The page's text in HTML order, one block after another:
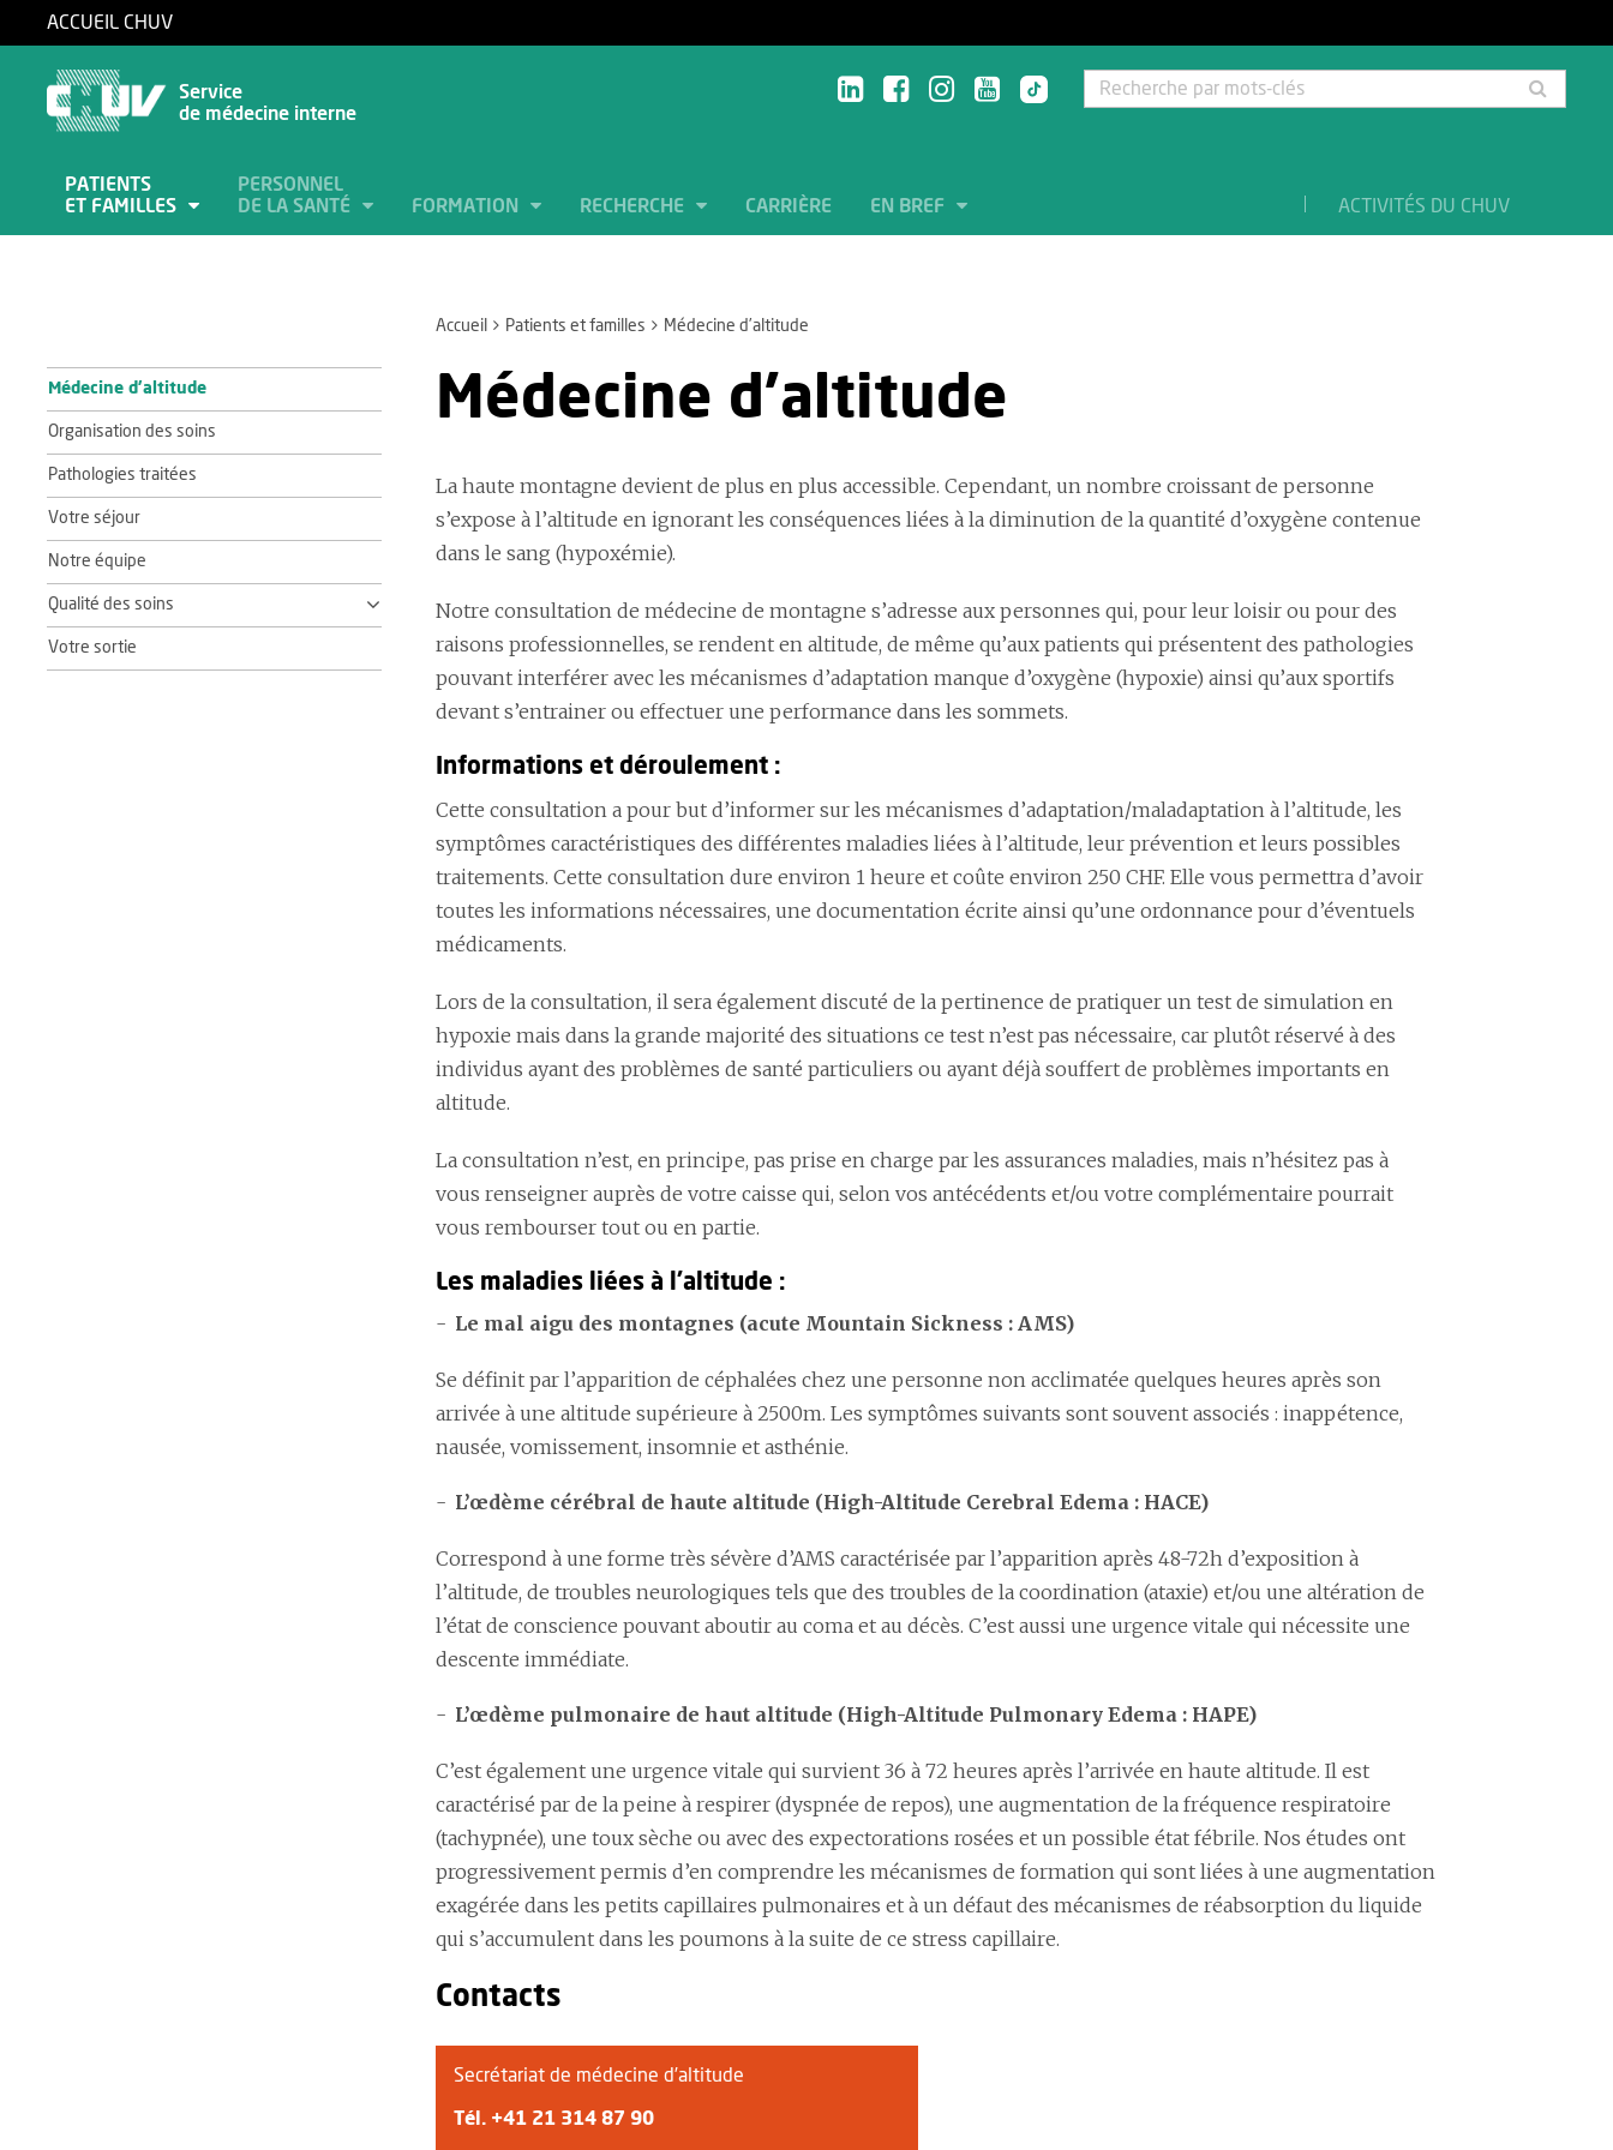
ACCUEIL CHUV
Service
de médecine interne
PATIENTS
ET FAMILLES
PERSONNEL
DE LA SANTÉ
FORMATION RECHERCHE CARRIÈRE EN BREF ACTIVITÉS DU CHUV
Accueil Patients et familles Médecine d’altitude
Médecine d’altitude
Organisation des soins
Pathologies traitées
Votre séjour
Notre équipe
Qualité des soins
Votre sortie
Médecine d’altitude
La haute montagne devient de plus en plus accessible. Cependant, un nombre croissant de personne
s’expose à l’altitude en ignorant les conséquences liées à la diminution de la quantité d’oxygène contenue
dans le sang (hypoxémie).
Notre consultation de médecine de montagne s’adresse aux personnes qui, pour leur loisir ou pour des
raisons professionnelles, se rendent en altitude, de même qu’aux patients qui présentent des pathologies
pouvant interférer avec les mécanismes d’adaptation manque d’oxygène (hypoxie) ainsi qu’aux sportifs
devant s’entrainer ou effectuer une performance dans les sommets.
Informations et déroulement :
Cette consultation a pour but d’informer sur les mécanismes d’adaptation/maladaptation à l’altitude, les
symptômes caractéristiques des différentes maladies liées à l’altitude, leur prévention et leurs possibles
traitements. Cette consultation dure environ 1 heure et coûte environ 250 CHF. Elle vous permettra d’avoir
toutes les informations nécessaires, une documentation écrite ainsi qu’une ordonnance pour d’éventuels
médicaments.
Lors de la consultation, il sera également discuté de la pertinence de pratiquer un test de simulation en
hypoxie mais dans la grande majorité des situations ce test n’est pas nécessaire, car plutôt réservé à des
individus ayant des problèmes de santé particuliers ou ayant déjà souffert de problèmes importants en
altitude.
La consultation n’est, en principe, pas prise en charge par les assurances maladies, mais n’hésitez pas à
vous renseigner auprès de votre caisse qui, selon vos antécédents et/ou votre complémentaire pourrait
vous rembourser tout ou en partie.
Les maladies liées à l’altitude :
Le mal aigu des montagnes (acute Mountain Sickness : AMS)
Se définit par l’apparition de céphalées chez une personne non acclimatée quelques heures après son
arrivée à une altitude supérieure à 2500m. Les symptômes suivants sont souvent associés : inappétence,
nausée, vomissement, insomnie et asthénie.
L’œdème cérébral de haute altitude (High-Altitude Cerebral Edema : HACE)
Correspond à une forme très sévère d’AMS caractérisée par l’apparition après 48-72h d’exposition à
l’altitude, de troubles neurologiques tels que des troubles de la coordination (ataxie) et/ou une altération de
l’état de conscience pouvant aboutir au coma et au décès. C’est aussi une urgence vitale qui nécessite une
descente immédiate.
L’œdème pulmonaire de haut altitude (High-Altitude Pulmonary Edema : HAPE)
C’est également une urgence vitale qui survient 36 à 72 heures après l’arrivée en haute altitude. Il est
caractérisé par de la peine à respirer (dyspnée de repos), une augmentation de la fréquence respiratoire
(tachypnée), une toux sèche ou avec des expectorations rosées et un possible état fébrile. Nos études ont
progressivement permis d’en comprendre les mécanismes de formation qui sont liées à une augmentation
exagérée dans les petits capillaires pulmonaires et à un défaut des mécanismes de réabsorption du liquide
qui s’accumulent dans les poumons à la suite de ce stress capillaire.
Contacts
Secrétariat de médecine d’altitude
Tél. +41 21 314 87 90